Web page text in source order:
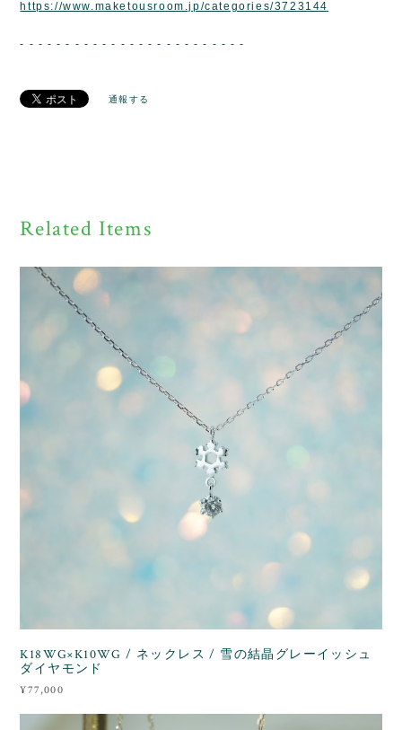
https://www.maketousroom.jp/categories/3723144
- - - - - - - - - - - - - - - - - - - - - - - - -
通報する
Related Items
K18WG×K10WG / ネックレス / 雪の結晶グレーイッシュ
ダイヤモンド
¥77,000